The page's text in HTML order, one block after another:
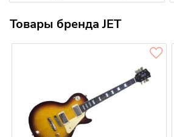
Товары бренда JET